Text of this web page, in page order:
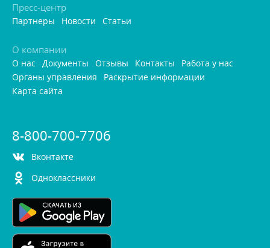
Пресс-центр
Партнеры Новости Статьи
О компании
О нас Документы Отзывы Контакты
Работа у нас
Органы управления
Раскрытие информации
Карта сайта
8-800-700-7706
контакте
Одноклассники